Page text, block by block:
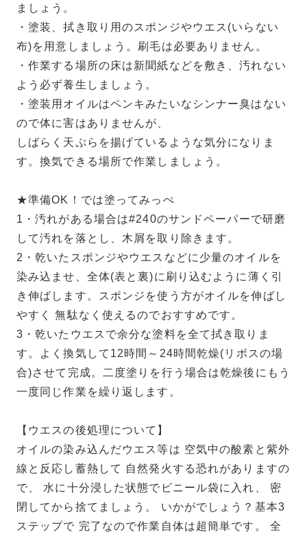
ましょう。
・塗装、拭き取り用のスポンジやウエス(いらない
布)を用意しましょう。刷毛は必要ありません。
・作業する場所の床は新聞紙などを敷き、汚れない
よう必ず養生しましょう。
・塗装用オイルはペンキみたいなシンナー臭はない
ので体に害はありませんが、
しばらく天ぷらを揚げているような気分になりま
す。換気できる場所で作業しましょう。
★準備OK！では塗ってみっぺ
1・汚れがある場合は#240のサンドペーパーで研磨
して汚れを落とし、木屑を取り除きます。
2・乾いたスポンジやウエスなどに少量のオイルを
染み込ませ、全体(表と裏)に刷り込むように薄く引
き伸ばします。スポンジを使う方がオイルを伸ばし
やすく 無駄なく使えるのでおすすめです。
3・乾いたウエスで余分な塗料を全て拭き取りま
す。よく換気して12時間～24時間乾燥(リボスの場
合)させて完成。二度塗りを行う場合は乾燥後にもう
一度同じ作業を繰り返します。
【ウエスの後処理について】
オイルの染み込んだウエス等は 空気中の酸素と紫外
線と反応し蓄熱して 自然発火する恐れがありますの
で、 水に十分浸した状態でビニール袋に入れ、 密
閉してから捨てましょう。 いかがでしょう？基本3
ステップで 完了なので作業自体は超簡単です。 全